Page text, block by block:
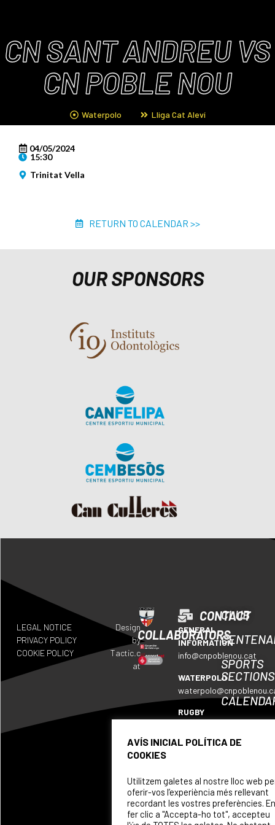
CN SANT ANDREU VS
CN POBLE NOU
Waterpolo Lliga Cat Aleví
04/05/2024
15:30
Trinitat Vella
RETURN TO CALENDAR >>
OUR SPONSORS
COLLABORATORS
CONTACT
GENERAL
INFORMATION
info@cnpoblenou.cat
WATERPOLO
RUGBY
ARTISTIC
CLUB
SPORTS
SECTIONS
WE
ARE
LEGAL NOTICE
PRIVACY POLICY
COOKIE POLICY
Design
by
Tactic.c
at
AVÍS INICIAL POLÍTICA DE
COOKIES
Utilitzem galetes al nostre lloc web
oferir-vos l’experiència més rellevant
recordant les vostres preferències. En
fer clic a "Accepta-ho tot", accepteu